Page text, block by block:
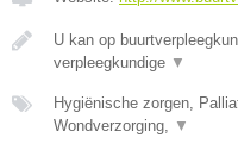
U kan op
verpleegkundige ▼
Hygiënische zorgen,
Wondverzorging, ▼